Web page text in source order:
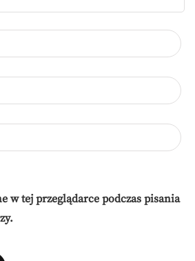
w tej przeglądarce podczas pisania